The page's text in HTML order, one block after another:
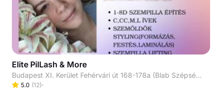
Elite PilLash & More
Budapest XI. Kerület Fehérvári út 168-178a (Blab Szépségszalon) Bejárat a Kondorosi út felől!
5.0 (12)